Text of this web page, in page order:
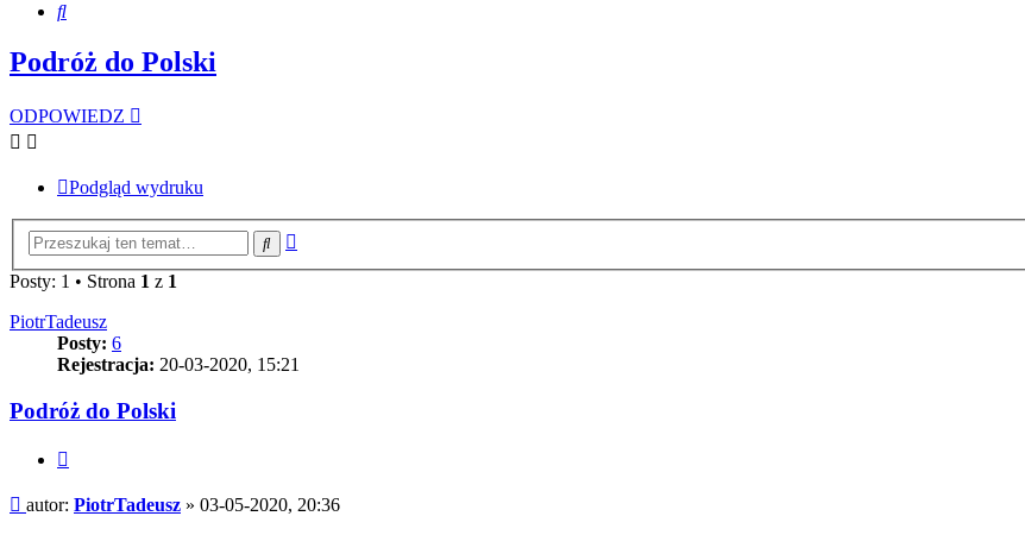
Szukaj
Podróż do Polski
ODPOWIEDZ
Podgląd wydruku
Szukaj
Posty: 1 • Strona 1 z 1
PiotrTadeusz
Posty: 6
Rejestracja: 20-03-2020, 15:21
Podróż do Polski
Post
autor: PiotrTadeusz » 03-05-2020, 20:36